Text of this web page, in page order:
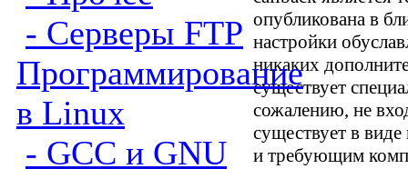
- Серверы FTP
Программирование
в Linux
- GCC и GNU
опубликована в
настройки
никаких
существует
сожалению, не
существует в
и требующим